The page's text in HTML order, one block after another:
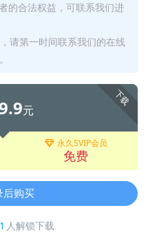
的合法权益，可联系我们进
请第一时间联系我们的在线
下载
元
永久SVIP会员
免费
后购买
人解锁下载